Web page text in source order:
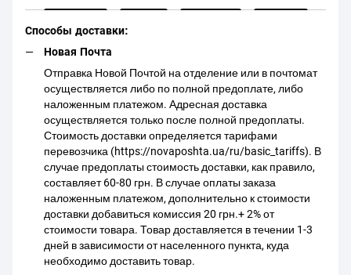
Способы доставки:
Новая Почта
Отправка Новой Почтой на отделение или в почтомат
осуществляется либо по полной предоплате, либо
наложенным платежом. Адресная доставка
осуществляется только после полной предоплаты.
Стоимость доставки определяется тарифами
перевозчика (https://novaposhta.ua/ru/basic_tariffs). В
случае предоплаты стоимость доставки, как правило,
составляет 60-80 грн. В случае оплаты заказа
наложенным платежом, дополнительно к стоимости
доставки добавиться комиссия 20 грн.+ 2% от
стоимости товара. Товар доставляется в течении 1-3
дней в зависимости от населенного пункта, куда
необходимо доставить товар.